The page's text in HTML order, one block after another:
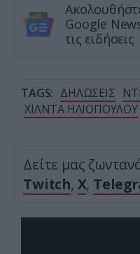
Google
τις ειδήσεις
TAGS: ΔΗΛΩΣΕΙΣ
ΧΙΛΝΤΑ ΗΛΙΟΠΟΥΛΟΥ
Δείτε μας
Twitch, X,